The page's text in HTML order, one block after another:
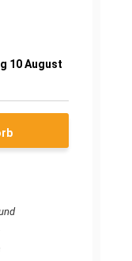
10 August